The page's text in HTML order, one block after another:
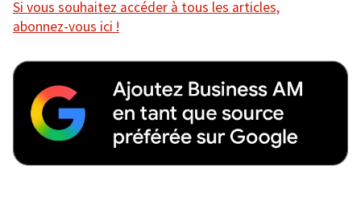
Si vous souhaitez accéder à tous les articles,
abonnez-vous ici !